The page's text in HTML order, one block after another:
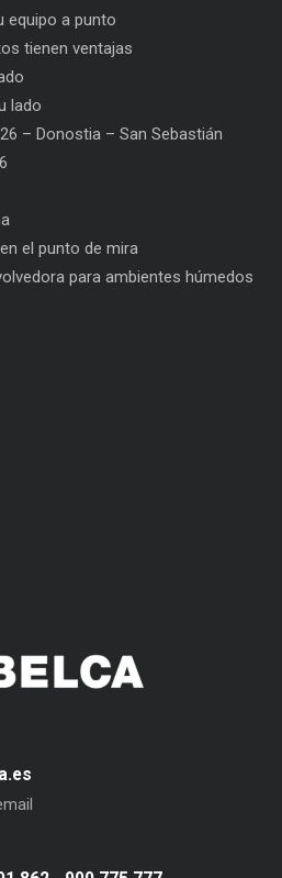
equipo a punto
tienen ventajas
lado
– Donostia – San Sebastián
el punto de mira
para ambientes húmedos